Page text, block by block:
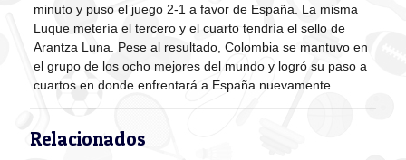
minuto y puso el juego 2-1 a favor de España. La misma
Luque metería el tercero y el cuarto tendría el sello de
Arantza Luna. Pese al resultado, Colombia se mantuvo en
el grupo de los ocho mejores del mundo y logró su paso a
cuartos en donde enfrentará a España nuevamente.
Relacionados